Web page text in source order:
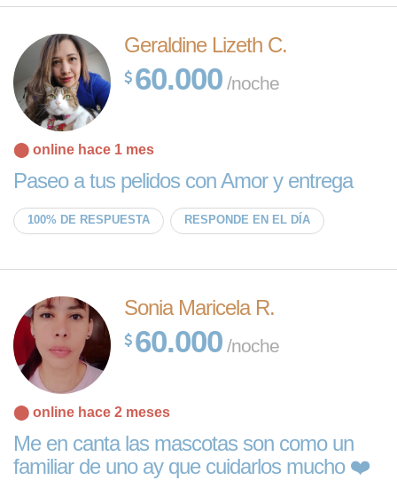
Geraldine Lizeth C.
60.000 /noche
⬤ online hace 1 mes
Paseo a tus pelidos con Amor y entrega
100% DE RESPUESTA RESPONDE EN EL DÍA
Sonia Maricela R.
60.000 /noche
⬤ online hace 2 meses
Me en canta las mascotas son como un
familiar de uno ay que cuidarlos mucho ❤️